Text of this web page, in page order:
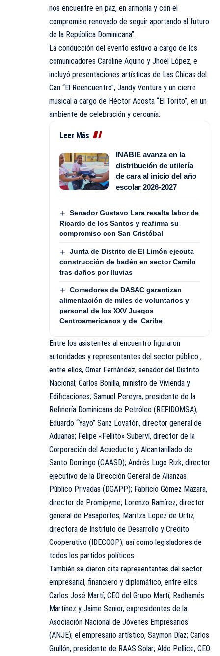
nos encuentre en paz, en armonía y con el
compromiso renovado de seguir aportando al futuro
de la República Dominicana”.
La conducción del evento estuvo a cargo de los
comunicadores Caroline Aquino y Jhoel López, e
incluyó presentaciones artísticas de Las Chicas del
Can “El Reencuentro”, Jandy Ventura y un cierre
musical a cargo de Héctor Acosta “El Torito”, en un
ambiente de celebración y cercanía.
Leer Más
INABIE avanza en la
distribución de utilería
de cara al inicio del año
escolar 2026-2027
Senador Gustavo Lara resalta labor de
Ricardo de los Santos y reafirma su
compromiso con San Cristóbal
Junta de Distrito de El Limón ejecuta
construcción de badén en sector Camilo
tras daños por lluvias
Comedores de DASAC garantizan
alimentación de miles de voluntarios y
personal de los XXV Juegos
Centroamericanos y del Caribe
Entre los asistentes al encuentro figuraron
autoridades y representantes del sector público ,
entre ellos, Omar Fernández, senador del Distrito
Nacional; Carlos Bonilla, ministro de Vivienda y
Edificaciones; Samuel Pereyra, presidente de la
Refinería Dominicana de Petróleo (REFIDOMSA);
Eduardo “Yayo” Sanz Lovatón, director general de
Aduanas; Felipe «Fellito» Suberví, director de la
Corporación del Acueducto y Alcantarillado de
Santo Domingo (CAASD); Andrés Lugo Rizk, director
ejecutivo de la Dirección General de Alianzas
Público Privadas (DGAPP); Fabricio Gómez Mazara,
director de Promipyme; Lorenzo Ramírez, director
general de Pasaportes; Maritza López de Ortiz,
directora de Instituto de Desarrollo y Credito
Cooperativo (IDECOOP); así como legisladores de
todos los partidos políticos.
También se dieron cita representantes del sector
empresarial, financiero y diplomático, entre ellos
Carlos José Martí, CEO del Grupo Martí; Radhamés
Martínez y Jaime Senior, expresidentes de la
Asociación Nacional de Jóvenes Empresarios
(ANJE); el empresario artístico, Saymon Díaz; Carlos
Grullón, presidente de RAAS Solar; Aldo Pellice, CEO